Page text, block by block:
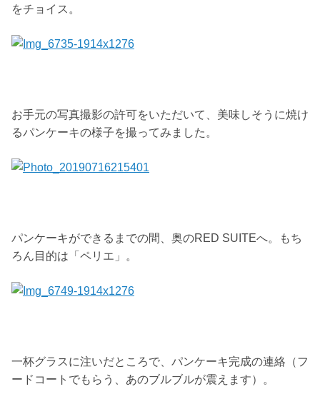
をチョイス。
お手元の写真撮影の許可をいただいて、美味しそうに焼け
るパンケーキの様子を撮ってみました。
パンケーキができるまでの間、奥のRED SUITEへ。もち
ろん目的は「ペリエ」。
一杯グラスに注いだところで、パンケーキ完成の連絡（フ
ードコートでもらう、あのブルブルが震えます）。